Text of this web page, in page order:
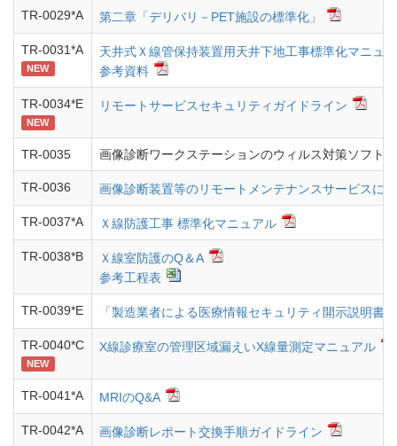
TR-0029*A 第二章「デリバリ－PET施設の標準化」
TR-0031*A
NEW
天井式Ｘ線管保持装置用天井下地工事標準化マニュ
参考資料
TR-0034*E
NEW
リモートサービスセキュリティガイドライン
TR-0035 画像診断ワークステーションのウィルス対策ソフト
TR-0036 画像診断装置等のリモートメンテナンスサービスに
TR-0037*A Ｘ線防護工事 標準化マニュアル
TR-0038*B
Ｘ線室防護のQ＆A
参考工程表
TR-0039*E 「製造業者による医療情報セキュリティ開示説明書
TR-0040*C
NEW
X線診療室の管理区域漏えいX線量測定マニュアル
TR-0041*A MRIのQ&A
TR-0042*A 画像診断レポート交換手順ガイドライン